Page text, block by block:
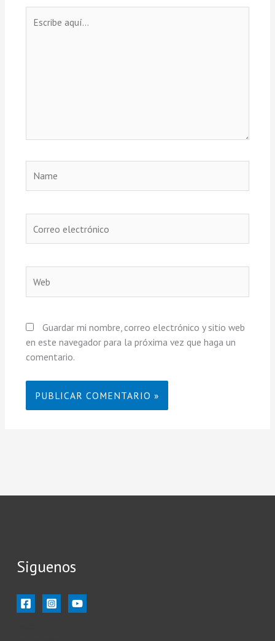
aquí...
electrónico
Guardar mi nombre, correo electrónico y sitio web
en este navegador para la próxima vez que haga un
comentario.
Siguenos